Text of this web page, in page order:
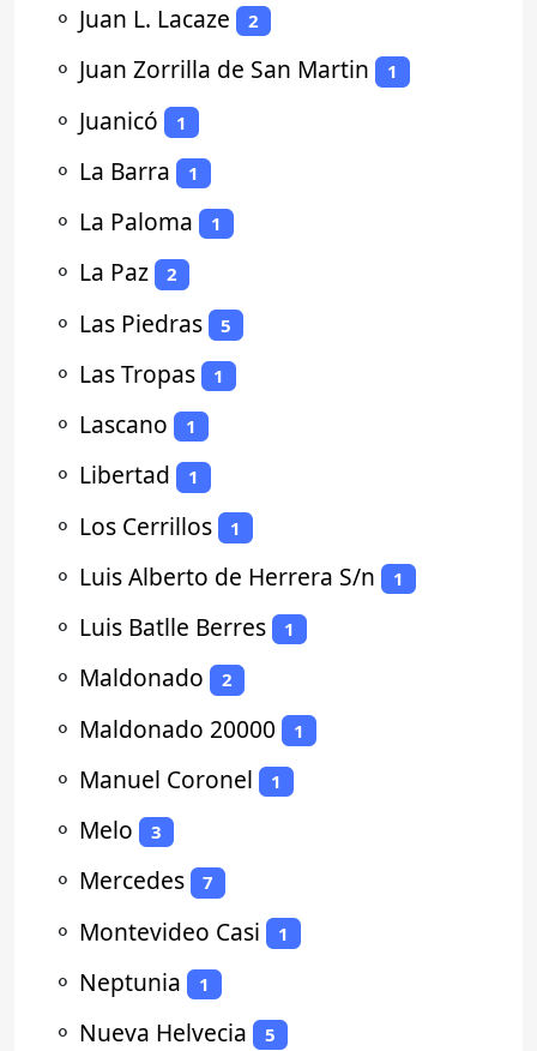
⚬ Juan L. Lacaze 2
⚬ Juan Zorrilla de San Martin 1
⚬ Juanicó 1
⚬ La Barra 1
⚬ La Paloma 1
⚬ La Paz 2
⚬ Las Piedras 5
⚬ Las Tropas 1
⚬ Lascano 1
⚬ Libertad 1
⚬ Los Cerrillos 1
⚬ Luis Alberto de Herrera S/n 1
⚬ Luis Batlle Berres 1
⚬ Maldonado 2
⚬ Maldonado 20000 1
⚬ Manuel Coronel 1
⚬ Melo 3
⚬ Mercedes 7
⚬ Montevideo Casi 1
⚬ Neptunia 1
⚬ Nueva Helvecia 5